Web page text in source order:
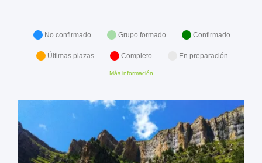
No confirmado Grupo formado Confirmado
Últimas plazas Completo En preparación
Más información